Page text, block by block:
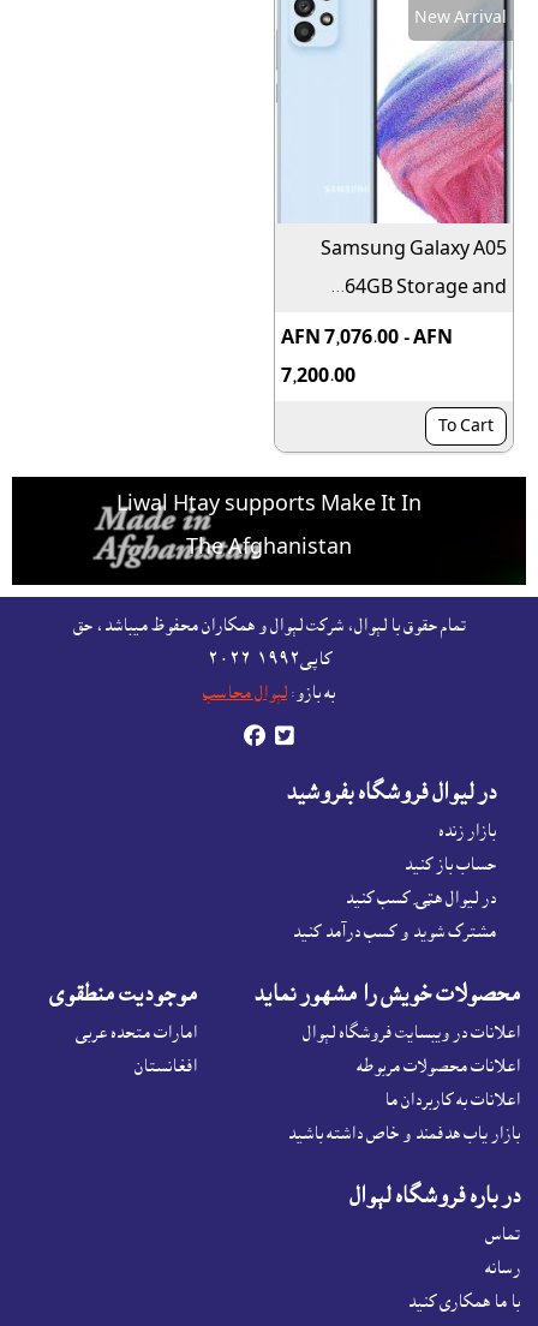
New Arrival
Samsung Galaxy A05
64GB Storage and...
AFN 7,076.00 - AFN
7,200.00
To Cart
Liwal Htay supports Make It In
The Afghanistan
Afghanistan products,
تمام حقوق با لېوال، شرکت لېوال و همکاران محفوظ ميباشد، حق
کاپى١٩٩٢-۲۰۲٦
به بازو: لېوال محاسب
 
در ليوال فروشگاه بفروشيد
بازار زنده
حساب باز کنيد
در لیوال هټۍ کسب کنید
مشترک شوید و کسب درآمد کنید
محصولات خويش را مشهور نمايد
اعلانات در ويبسايت فروشگاه لېوال
اعلانات محصولات مربوطه
اعلانات به کاربردان ما
بازار ياب هدفمند و خاص داشته باشيد
موجوديت منطقوى
امارات متحده عربی
افغانستان
در باره فروشگاه لېوال
تماس
رسانه
با ما همکاری کنید